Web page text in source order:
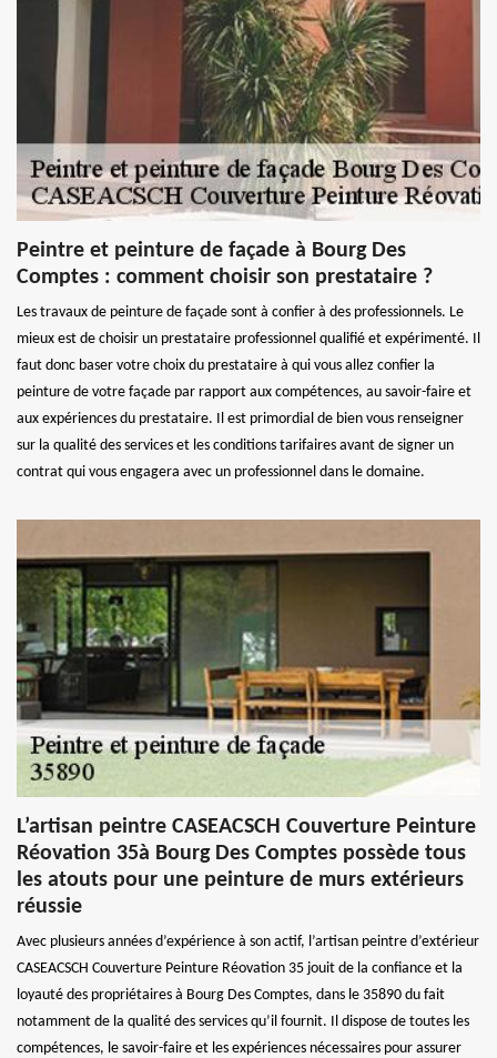
Peintre et peinture de façade à Bourg Des
Comptes : comment choisir son prestataire ?
Les travaux de peinture de façade sont à confier à des professionnels. Le
mieux est de choisir un prestataire professionnel qualifié et expérimenté. Il
faut donc baser votre choix du prestataire à qui vous allez confier la
peinture de votre façade par rapport aux compétences, au savoir-faire et
aux expériences du prestataire. Il est primordial de bien vous renseigner
sur la qualité des services et les conditions tarifaires avant de signer un
contrat qui vous engagera avec un professionnel dans le domaine.
L’artisan peintre CASEACSCH Couverture Peinture
Réovation 35à Bourg Des Comptes possède tous
les atouts pour une peinture de murs extérieurs
réussie
Avec plusieurs années d’expérience à son actif, l’artisan peintre d’extérieur
CASEACSCH Couverture Peinture Réovation 35 jouit de la confiance et la
loyauté des propriétaires à Bourg Des Comptes, dans le 35890 du fait
notamment de la qualité des services qu’il fournit. Il dispose de toutes les
compétences, le savoir-faire et les expériences nécessaires pour assurer